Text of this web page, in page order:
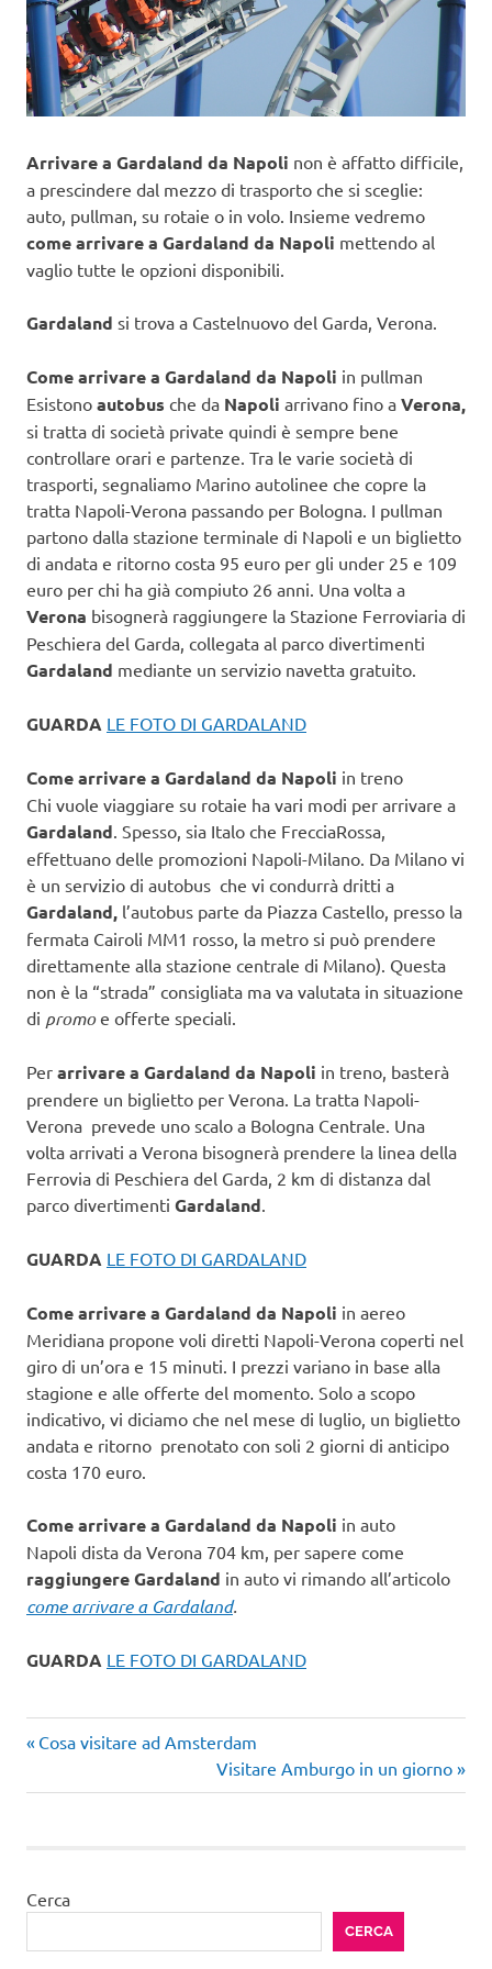
Arrivare a Gardaland da Napoli non è affatto difficile,
a prescindere dal mezzo di trasporto che si sceglie:
auto, pullman, su rotaie o in volo. Insieme vedremo
come arrivare a Gardaland da Napoli mettendo al
vaglio tutte le opzioni disponibili.
Gardaland si trova a Castelnuovo del Garda, Verona.
Come arrivare a Gardaland da Napoli in pullman
Esistono autobus che da Napoli arrivano fino a Verona,
si tratta di società private quindi è sempre bene
controllare orari e partenze. Tra le varie società di
trasporti, segnaliamo Marino autolinee che copre la
tratta Napoli-Verona passando per Bologna. I pullman
partono dalla stazione terminale di Napoli e un biglietto
di andata e ritorno costa 95 euro per gli under 25 e 109
euro per chi ha già compiuto 26 anni. Una volta a
Verona bisognerà raggiungere la Stazione Ferroviaria di
Peschiera del Garda, collegata al parco divertimenti
Gardaland mediante un servizio navetta gratuito.
GUARDA LE FOTO DI GARDALAND
Come arrivare a Gardaland da Napoli in treno
Chi vuole viaggiare su rotaie ha vari modi per arrivare a
Gardaland . Spesso, sia Italo che FrecciaRossa,
effettuano delle promozioni Napoli-Milano. Da Milano vi
è un servizio di autobus che vi condurrà dritti a
Gardaland, l’autobus parte da Piazza Castello, presso la
fermata Cairoli MM1 rosso, la metro si può prendere
direttamente alla stazione centrale di Milano). Questa
non è la “strada” consigliata ma va valutata in situazione
di promoe offerte speciali.
Per arrivare a Gardaland da Napoli in treno, basterà
prendere un biglietto per Verona. La tratta Napoli-
Verona prevede uno scalo a Bologna Centrale. Una
volta arrivati a Verona bisognerà prendere la linea della
Ferrovia di Peschiera del Garda, 2 km di distanza dal
parco divertimenti Gardaland
GUARDA LE FOTO DI GARDALAND
Come arrivare a Gardaland da Napoli in aereo
Meridiana propone voli diretti Napoli-Verona coperti nel
giro di un’ora e 15 minuti. I prezzi variano in base alla
stagione e alle offerte del momento. Solo a scopo
indicativo, vi diciamo che nel mese di luglio, un biglietto
andata e ritorno prenotato con soli 2 giorni di anticipo
costa 170 euro.
Come arrivare a Gardaland da Napoli in auto
Napoli dista da Verona 704 km, per sapere come
raggiungere Gardaland in auto vi rimando all’articolo
come arrivare a Gardaland.
GUARDA LE FOTO DI GARDALAND
Navigazione
articoli
Articolo
Cosa visitare ad Amsterdam
Articolo
successivo:
Visitare Amburgo in un giorno
Cerca
CERCA